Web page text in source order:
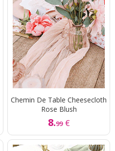
Chemin De Table Cheesecloth
Rose Blush
8.99 €